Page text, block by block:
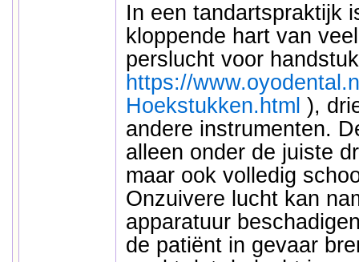
In een tandartspraktijk
kloppende hart van
perslucht voor
https://
Hoekstukken.html ),
andere instrumenten.
alleen onder de juiste
maar ook volledig
Onzuivere lucht kan
apparatuur
de patiënt in gevaar